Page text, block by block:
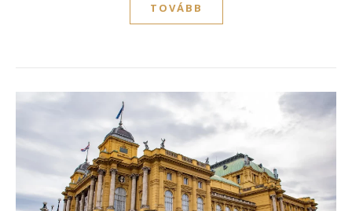
TOVÁBB